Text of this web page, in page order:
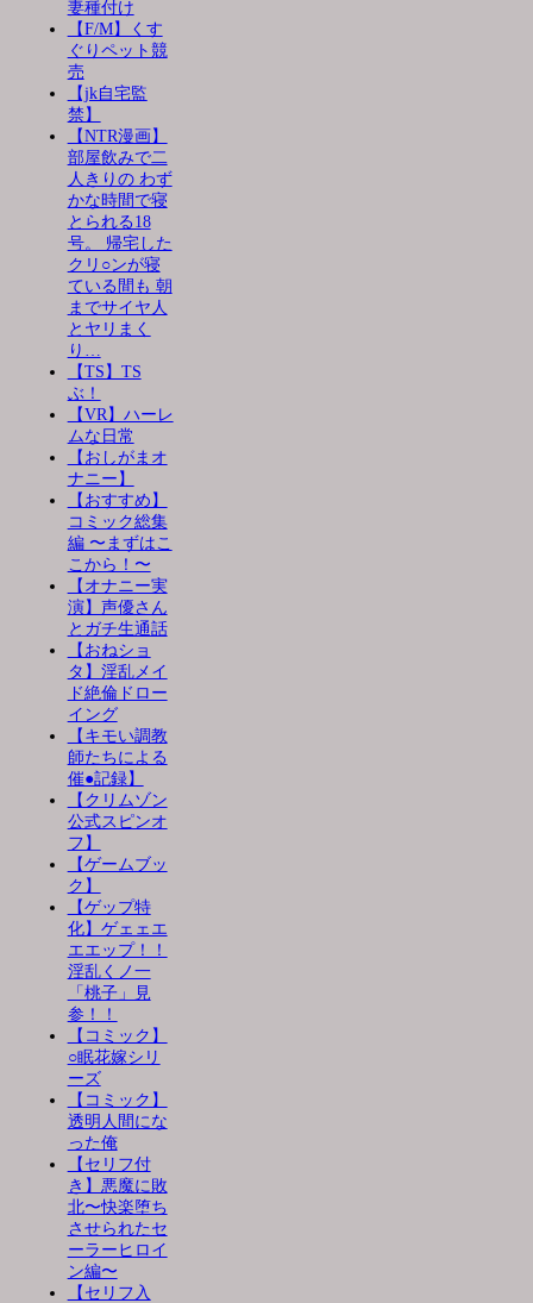
妻種付け
【F/M】くす
ぐりペット競
売
【jk自宅監
禁】
【NTR漫画】
部屋飲みで二
人きりの わず
かな時間で寝
とられる18
号。 帰宅した
クリ○ンが寝
ている間も 朝
までサイヤ人
とヤリまく
り…
【TS】TS
ぶ！
【VR】ハーレ
ムな日常
【おしがまオ
ナニー】
【おすすめ】
コミック総集
編 〜まずはこ
こから！〜
【オナニー実
演】声優さん
とガチ生通話
【おねショ
タ】淫乱メイ
ド絶倫ドロー
イング
【キモい調教
師たちによる
催●記録】
【クリムゾン
公式スピンオ
フ】
【ゲームブッ
ク】
【ゲップ特
化】ゲェェエ
エエップ！！
淫乱くノ一
「桃子」見
参！！
【コミック】
○眠花嫁シリ
ーズ
【コミック】
透明人間にな
った俺
【セリフ付
き】悪魔に敗
北〜快楽堕ち
させられたセ
ーラーヒロイ
ン編〜
【セリフ入